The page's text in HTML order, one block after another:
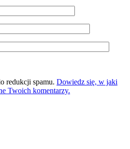
redukcji spamu. Dowiedz się, w jaki
Twoich komentarzy.